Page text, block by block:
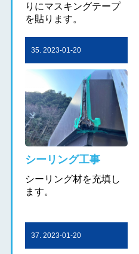
りにマスキングテープ
を貼ります。
35. 2023-01-20
シーリング工事
シーリング材を充填し
ます。
37. 2023-01-20